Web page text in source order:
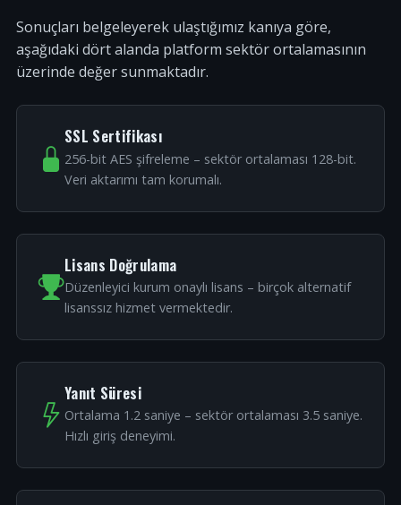
Sonuçları belgeleyerek ulaştığımız kanıya göre,
aşağıdaki dört alanda platform sektör ortalamasının
üzerinde değer sunmaktadır.
SSL Sertifikası
256-bit AES şifreleme – sektör ortalaması 128-bit.
Veri aktarımı tam korumalı.
Lisans Doğrulama
Düzenleyici kurum onaylı lisans – birçok alternatif
lisanssız hizmet vermektedir.
Yanıt Süresi
Ortalama 1.2 saniye – sektör ortalaması 3.5 saniye.
Hızlı giriş deneyimi.